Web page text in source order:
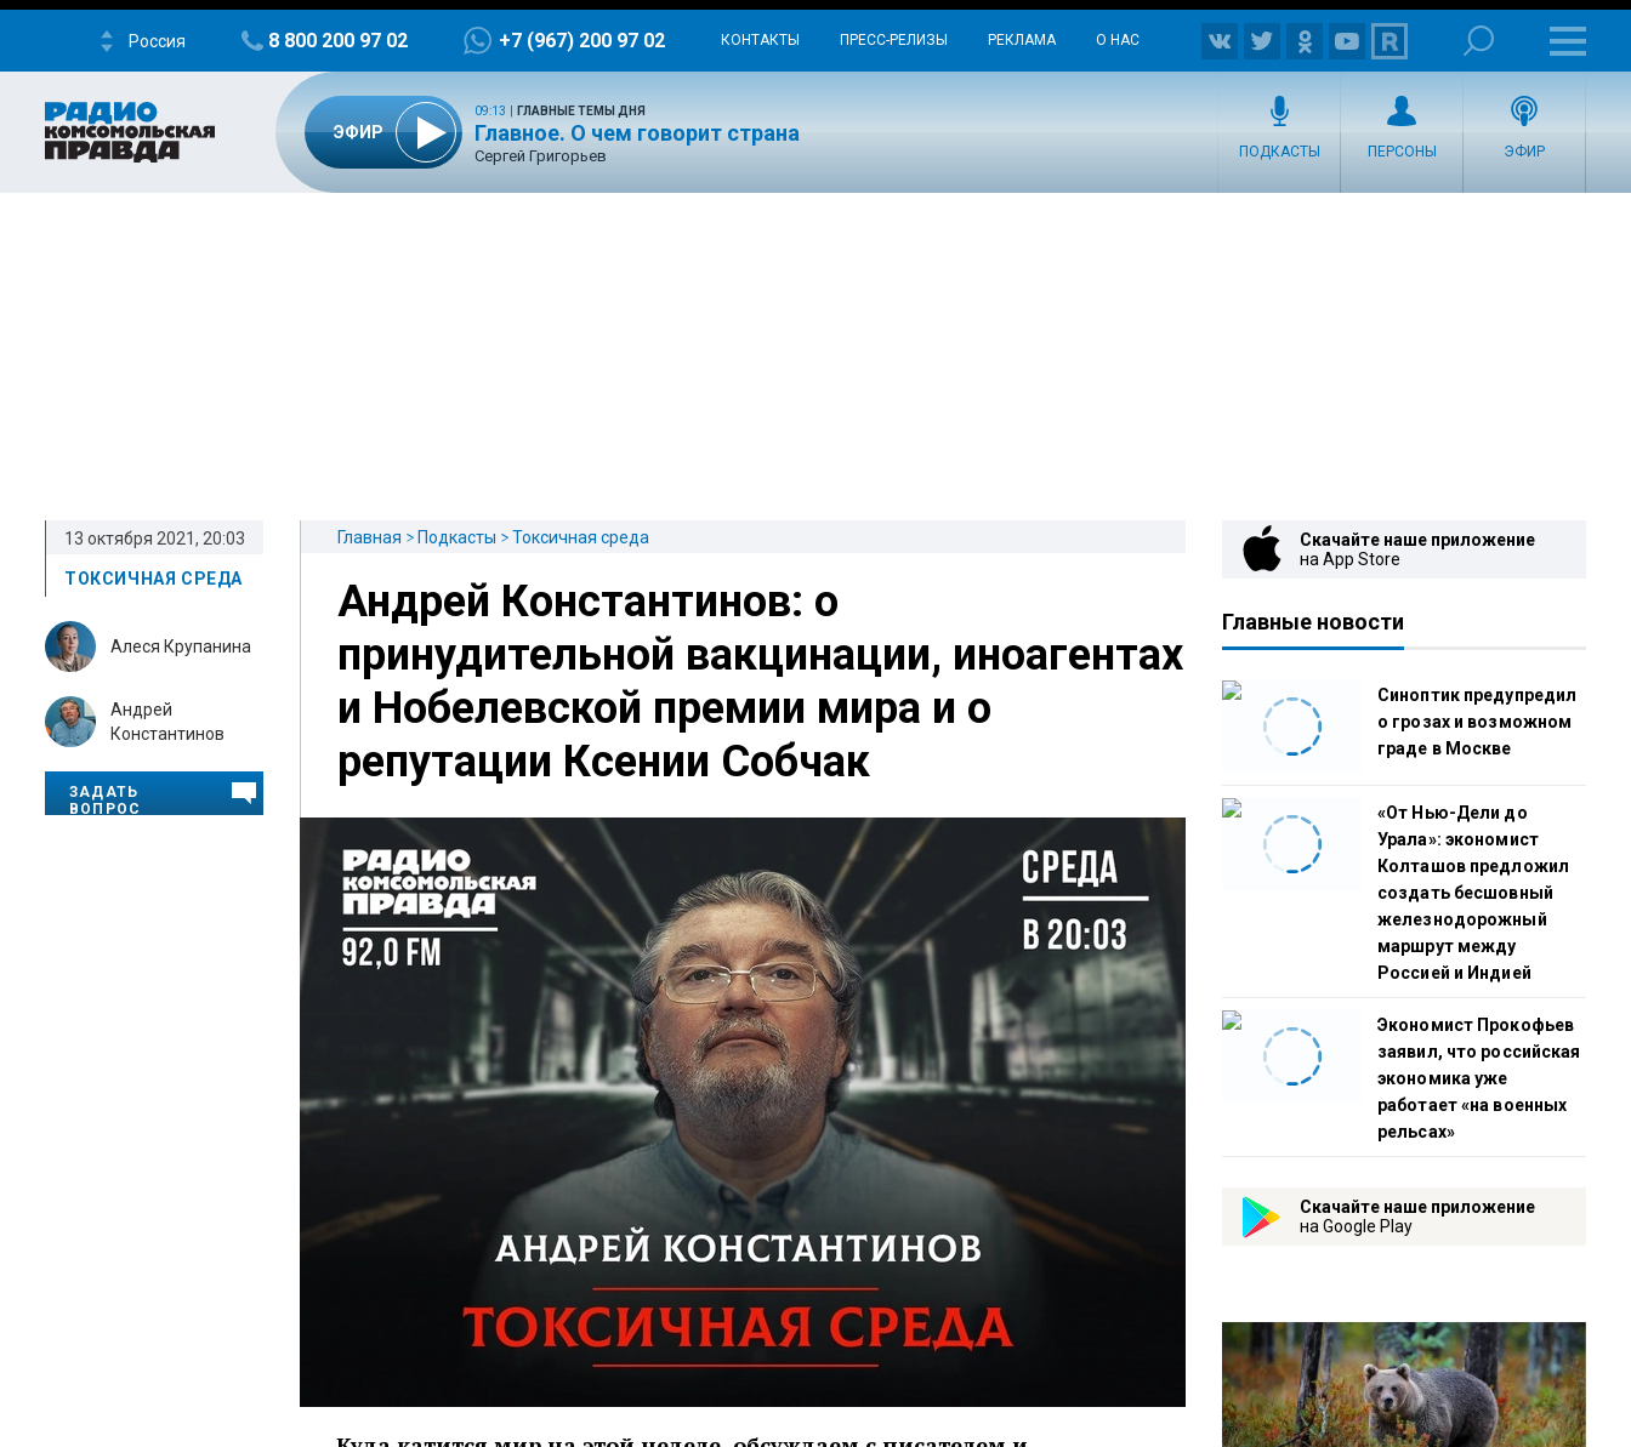
Россия 8 800 200 97 02 +7 (967) 200 97 02 КОНТАКТЫ ПРЕСС-РЕЛИЗЫ РЕКЛАМА О НАС
ЭФИР
09:13 ГЛАВНЫЕ ТЕМЫ ДНЯ
Главное. О чем говорит страна
Сергей Григорьев ПОДКАСТЫ ПЕРСОНЫ ЭФИР
Главная Подкасты Токсичная среда
Андрей Константинов: о
принудительной вакцинации, иноагентах
и Нобелевской премии мира и о
репутации Ксении Собчак
13 октября 2021, 20:03
ТОКСИЧНАЯ СРЕДА
Алеся Крупанина
Андрей
Константинов
ЗАДАТЬ
ВОПРОС
Скачайте наше приложение
на App Store
Главные новости
Синоптик предупредил
о грозах и возможном
граде в Москве
«От Нью-Дели до
Урала»: экономист
Колташов предложил
создать бесшовный
железнодорожный
маршрут между
Россией и Индией
Экономист Прокофьев
заявил, что российская
экономика уже
работает «на военных
рельсах»
Скачайте наше приложение
на Google Play